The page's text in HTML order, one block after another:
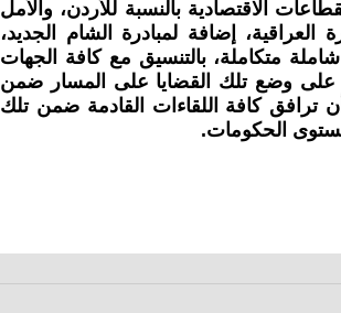
الاقتصادية بالنسبة للأردن، والأمل
إضافة لمبادرة الشام الجديد،
متكاملة، بالتنسيق مع كافة الجهات
على وضع تلك القضايا على المسار ضمن
كافة اللقاءات القادمة ضمن تلك
الحكومات.